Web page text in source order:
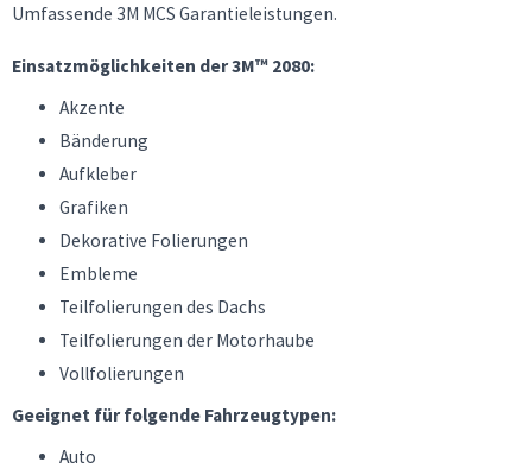
Umfassende 3M MCS Garantieleistungen.
Einsatzmöglichkeiten der 3M™ 2080:
Akzente
Bänderung
Aufkleber
Grafiken
Dekorative Folierungen
Embleme
Teilfolierungen des Dachs
Teilfolierungen der Motorhaube
Vollfolierungen
Geeignet für folgende Fahrzeugtypen:
Auto